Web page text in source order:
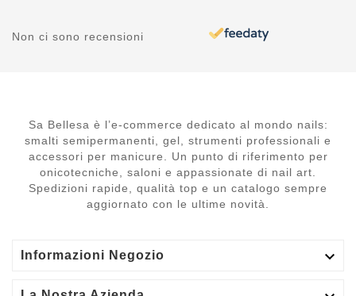
Non ci sono recensioni
Sa Bellesa è l’e-commerce dedicato al mondo nails:
smalti semipermanenti, gel, strumenti professionali e
accessori per manicure. Un punto di riferimento per
onicotecniche, saloni e appassionate di nail art.
Spedizioni rapide, qualità top e un catalogo sempre
aggiornato con le ultime novità.
Informazioni Negozio 